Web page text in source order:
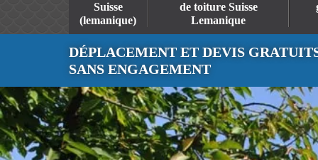
Suisse
(lemanique)
de toiture Suisse
Lemanique
DÉPLACEMENT ET DEVIS
SANS ENGAGEMENT